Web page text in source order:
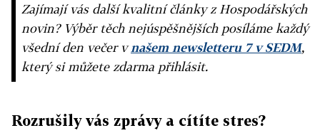
Zajímají vás další kvalitní články z Hospodářských
novin? Výběr těch nejúspěšnějších posíláme každý
všední den večer vnašem newsletteru 7 v SEDM,
který si můžete zdarma přihlásit.
Rozrušily vás zprávy a cítíte stres?